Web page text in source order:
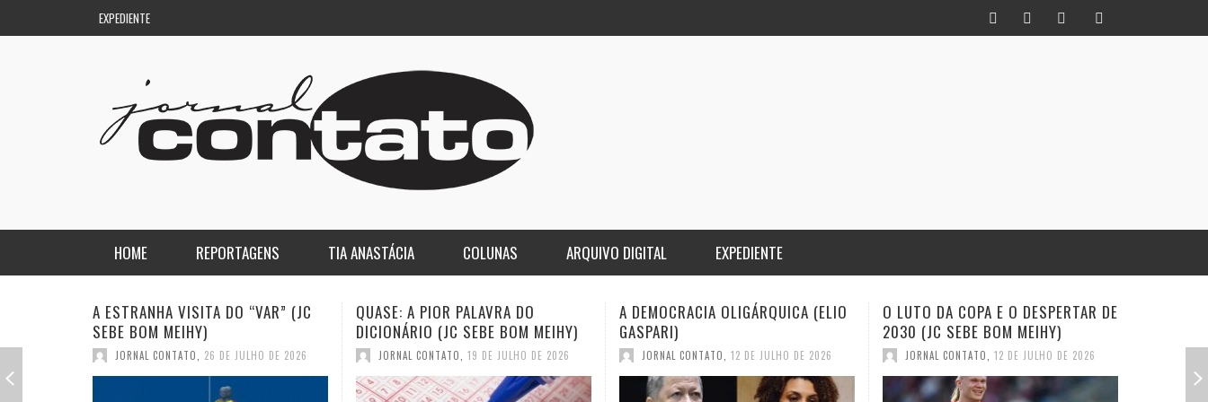
EXPEDIENTE
HOME REPORTAGENS
REGIONAL
TIA ANASTÁCIA COLUNAS
DE PASSAGEM
ARQUIVO DIGITAL EXPEDIENTE
QUASE: A PIOR PALAVRA DO
DICIONÁRIO (JC SEBE BOM MEIHY)
JORNAL CONTATO 19 DE JULHO DE 2026
A DEMOCRACIA OLIGÁRQUICA (ELIO
GASPARI)
JORNAL CONTATO , 12 DE JULHO DE 2026
O LUTO DA COPA E O DESPERTAR DE
2030 (JC SEBE BOM MEIHY)
JORNAL CONTATO , 12 DE JULHO DE 2026
INFIDELIDADE COMO MÉTODO: UM
HISTORIADOR NA TORCIDA (JC
SEBE BOM MEIHY
JORNAL CONTATO, 28 DE JUNHO DE 2026